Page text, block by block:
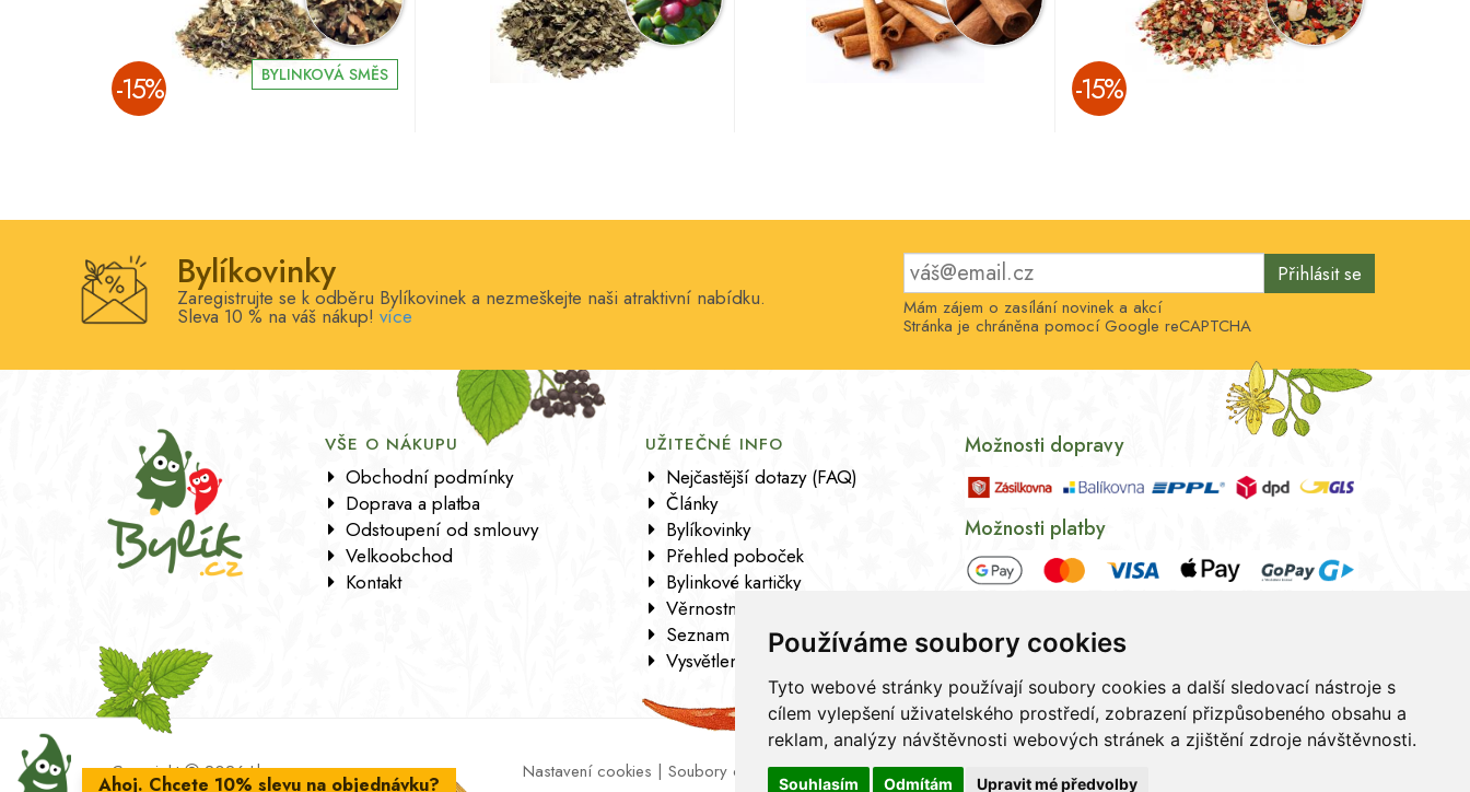
Používáme soubory cookies
Tyto webové stránky používají soubory cookies a další sledovací nástroje s
cílem vylepšení uživatelského prostředí, zobrazení přizpůsobeného obsahu a
reklam, analýzy návštěvnosti webových stránek a zjištění zdroje návštěvnosti.
Souhlasím Odmítám Upravit mé předvolby
BYLINKOVÁ SMĚS
­-15% ­-15%
Bylíkovinky
Zaregistrujte se k odběru Bylíkovinek a nezmeškejte naši atraktivní nabídku.
Sleva 10 % na váš nákup! více
Přihlásit se
Mám zájem o zasílání novinek a akcí
Stránka je chráněna pomocí Google reCAPTCHA
VŠE O NÁKUPU
Obchodní podmínky
Doprava a platba
Odstoupení od smlouvy
Velkoobchod
Kontakt
UŽITEČNÉ INFO
Nejčastější dotazy (FAQ)
Články
Bylíkovinky
Přehled poboček
Bylinkové kartičky
Věrnostní program
Seznam sortimentu
Vysvětlení analytických údajů
Možnosti dopravy
Možnosti platby
Copyright 2026 Lbros s.r.o. Nastavení cookies | Soubory cookies|Zásady zpracování osobních údajů
Ahoj. Chcete 10% slevu na objednávku?